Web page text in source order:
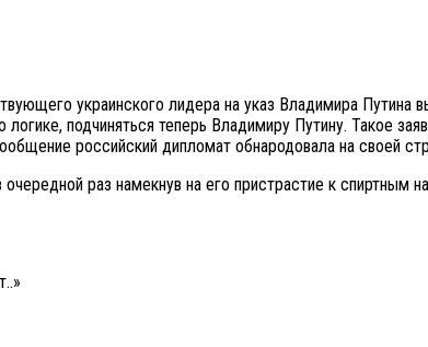
украинского лидера на указ Владимира
подчиняться теперь Владимиру Путину. Такое
российский дипломат обнародовала на своей
раз намекнув на его пристрастие к спиртным